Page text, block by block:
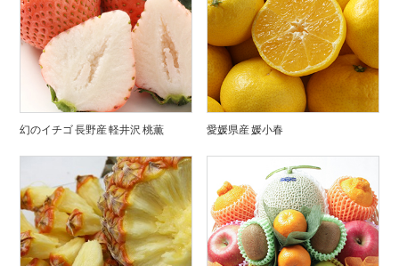
幻のイチゴ 長野産 軽井沢 桃薫 愛媛県産 媛小春